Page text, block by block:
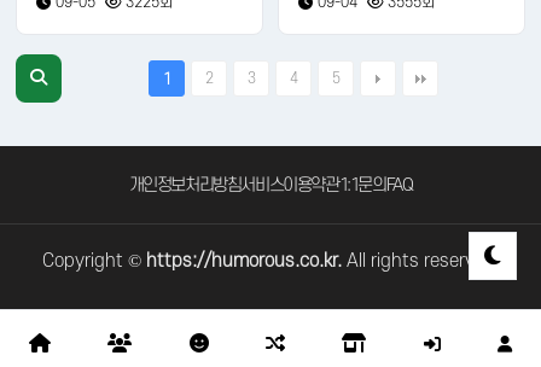
1 2 3 4 5
개인정보처리방침서비스이용약관1:1문의FAQ
Copyright © https://humorous.co.kr.All rights reserved.